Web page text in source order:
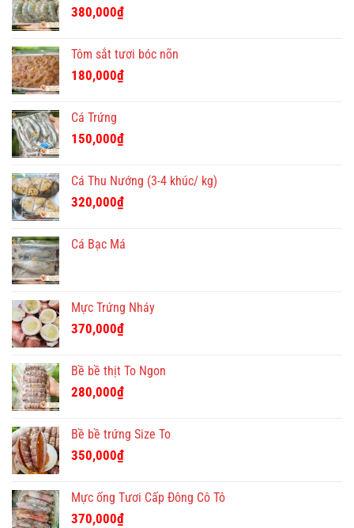
380,000₫
Tôm sắt tươi bóc nõn
180,000₫
Cá Trứng
150,000₫
Cá Thu Nướng (3-4 khúc/ kg)
320,000₫
Cá Bạc Má
Mực Trứng Nháy
370,000₫
Bề bề thịt To Ngon
280,000₫
Bề bề trứng Size To
350,000₫
Mực ống Tươi Cấp Đông Cô Tô
370,000₫